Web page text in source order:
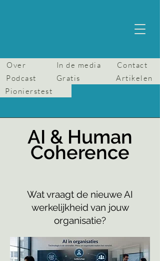
Over In de media
Contact
Podcast
Gratis
Artikelen
Pionierstest
AI & Human
Coherence
Wat vraagt de nieuwe AI
werkelijkheid van jouw
organisatie?